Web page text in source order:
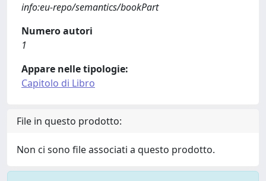
info:eu-repo/semantics/bookPart
Numero autori
1
Appare nelle tipologie:
Capitolo di Libro
File in questo prodotto:
Non ci sono file associati a questo prodotto.